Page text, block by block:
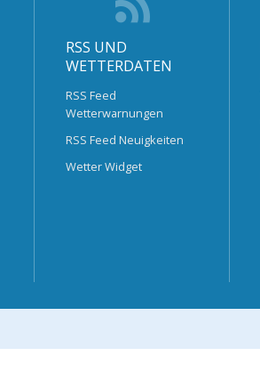
RSS UND
WETTERDATEN
RSS Feed
Wetterwarnungen
RSS Feed Neuigkeiten
Wetter Widget